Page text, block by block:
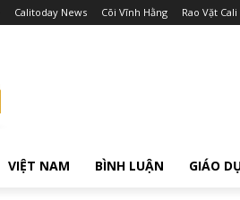
Calitoday News Cõi Vĩnh Hằng Rao Vặt
VIỆT NAM BÌNH LUẬN GIÁO